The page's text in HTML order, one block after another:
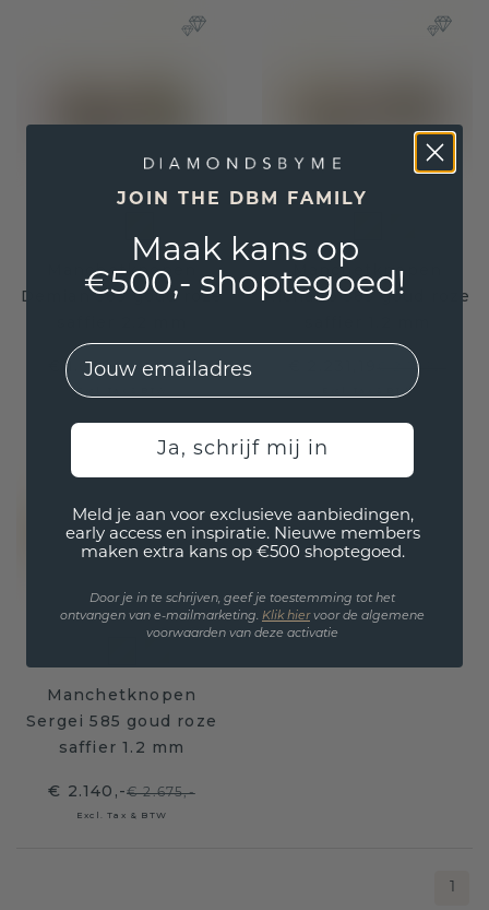
Manchetknopen
Demian 585 goud roze
€ 1.660,-€ 2.075,-
Excl. Tax & BTW
Manchetknopen
Richano 585 goud roze
€ 2.789,-
Excl. Tax & BTW
Manchetknopen
Sergei 585 goud roze
saffier 1.2 mm
€ 2.140,-€ 2.675,-
Excl. Tax & BTW
1
JOIN THE DBM FAMILY
Maak kans op
€500,- shoptegoed!
EMail
Ja, schrijf mij in
Meld je aan voor exclusieve aanbiedingen,
early access en inspiratie. Nieuwe members
maken extra kans op €500 shoptegoed.
Door je in te schrijven, geef je toestemming tot het
ontvangen van e-mailmarketing. Klik hiervoor de algemene
voorwaarden van deze activatie